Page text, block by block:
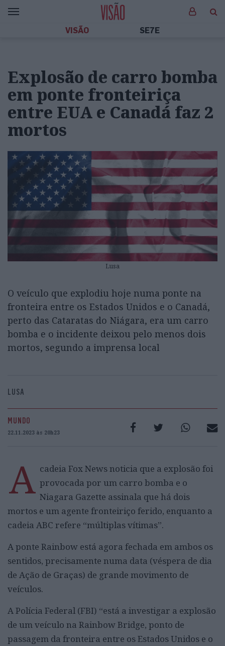
VISÃO SE7E
Explosão de carro bomba
em ponte fronteiriça
entre EUA e Canadá faz 2
mortos
Lusa
O veículo que explodiu hoje numa ponte na
fronteira entre os Estados Unidos e o Canadá,
perto das Cataratas do Niágara, era um carro
bomba e o incidente deixou pelo menos dois
mortos, segundo a imprensa local
LUSA
MUNDO
22.11.2023 às 20h23
A cadeia Fox News noticia que a explosão foi
provocada por um carro bomba e o
Niagara Gazette assinala que há dois
mortos e um agente fronteiriço ferido, enquanto a
cadeia ABC refere “múltiplas vítimas”.
A ponte Rainbow está agora fechada em ambos os
sentidos, precisamente numa data (véspera de dia
de Ação de Graças) de grande movimento de
veículos.
A Polícia Federal (FBI) “está a investigar a explosão
de um veículo na Rainbow Bridge, ponto de
passagem da fronteira entre os Estados Unidos e o